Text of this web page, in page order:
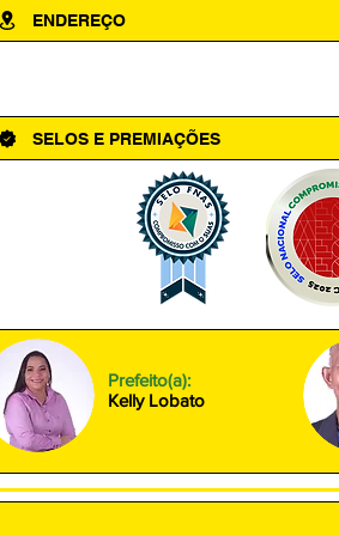
ENDEREÇO
SELOS E PREMIAÇÕES
Prefeito(a):
Kelly Lobato